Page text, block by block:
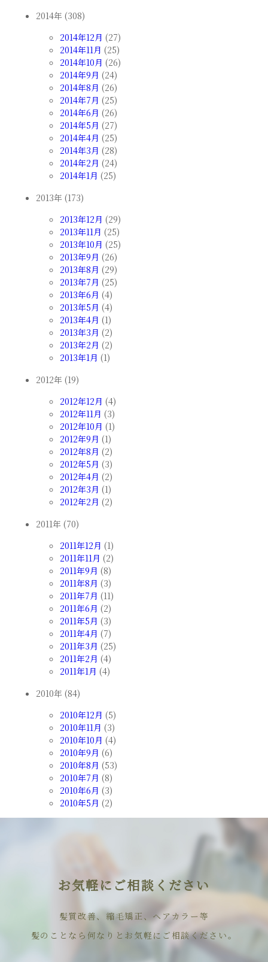
2014年 (308)
2014年12月 (27)
2014年11月 (25)
2014年10月 (26)
2014年9月 (24)
2014年8月 (26)
2014年7月 (25)
2014年6月 (26)
2014年5月 (27)
2014年4月 (25)
2014年3月 (28)
2014年2月 (24)
2014年1月 (25)
2013年 (173)
2013年12月 (29)
2013年11月 (25)
2013年10月 (25)
2013年9月 (26)
2013年8月 (29)
2013年7月 (25)
2013年6月 (4)
2013年5月 (4)
2013年4月 (1)
2013年3月 (2)
2013年2月 (2)
2013年1月 (1)
2012年 (19)
2012年12月 (4)
2012年11月 (3)
2012年10月 (1)
2012年9月 (1)
2012年8月 (2)
2012年5月 (3)
2012年4月 (2)
2012年3月 (1)
2012年2月 (2)
2011年 (70)
2011年12月 (1)
2011年11月 (2)
2011年9月 (8)
2011年8月 (3)
2011年7月 (11)
2011年6月 (2)
2011年5月 (3)
2011年4月 (7)
2011年3月 (25)
2011年2月 (4)
2011年1月 (4)
2010年 (84)
2010年12月 (5)
2010年11月 (3)
2010年10月 (4)
2010年9月 (6)
2010年8月 (53)
2010年7月 (8)
2010年6月 (3)
2010年5月 (2)
お気軽にご相談ください
髪質改善、縮毛矯正、ヘアカラー等
髪のことなら何なりとお気軽にご相談ください。